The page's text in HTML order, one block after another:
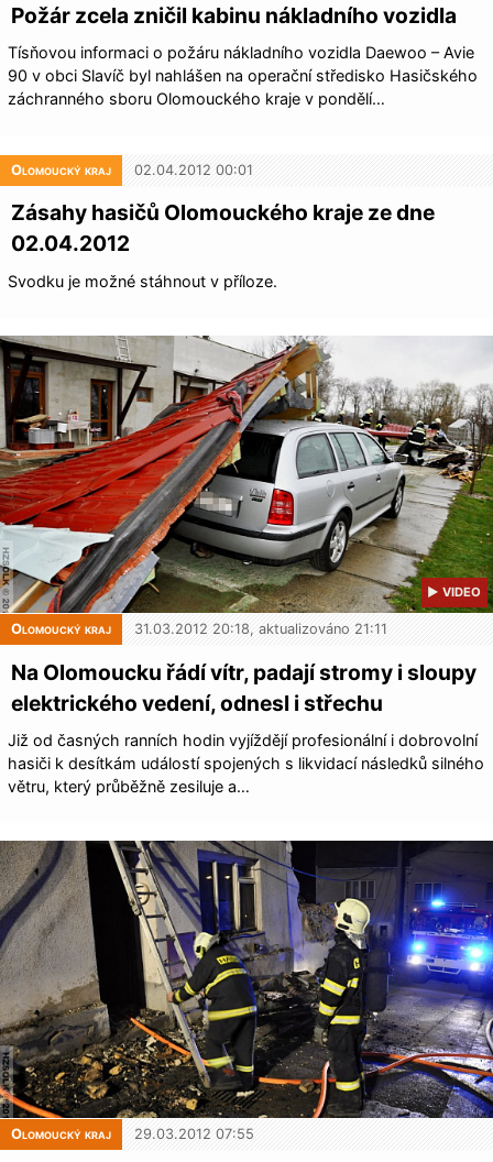
Požár zcela zničil kabinu nákladního vozidla
Tísňovou informaci o požáru nákladního vozidla Daewoo – Avie
90 v obci Slavíč byl nahlášen na operační středisko Hasičského
záchranného sboru Olomouckého kraje v pondělí…
Olomoucký kraj 02.04.2012 00:01
Zásahy hasičů Olomouckého kraje ze dne
02.04.2012
Svodku je možné stáhnout v příloze.
▶ VIDEO
Olomoucký kraj 31.03.2012 20:18, aktualizováno 21:11
Na Olomoucku řádí vítr, padají stromy i sloupy
elektrického vedení, odnesl i střechu
Již od časných ranních hodin vyjíždějí profesionální i dobrovolní
hasiči k desítkám událostí spojených s likvidací následků silného
větru, který průběžně zesiluje a…
Olomoucký kraj 29.03.2012 07:55